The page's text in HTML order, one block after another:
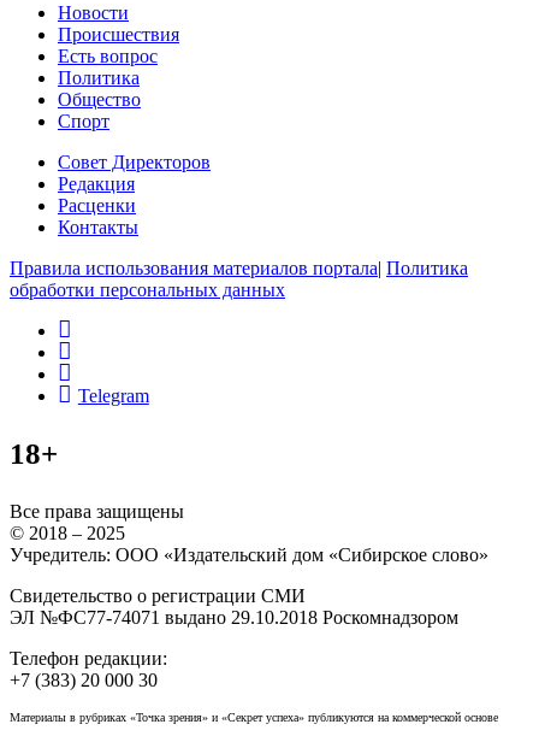
Новости
Происшествия
Есть вопрос
Политика
Общество
Спорт
Совет Директоров
Редакция
Расценки
Контакты
Правила использования материалов портала| Политика
обработки персональных данных
Telegram
18+
Все права защищены
© 2018 – 2025
Учредитель: ООО «Издательский дом «Сибирское слово»
Свидетельство о регистрации СМИ
ЭЛ №ФС77-74071 выдано 29.10.2018 Роскомнадзором
Телефон редакции:
+7 (383) 20 000 30
Материалы в рубриках «Точка зрения» и «Секрет успеха» публикуются на коммерческой основе